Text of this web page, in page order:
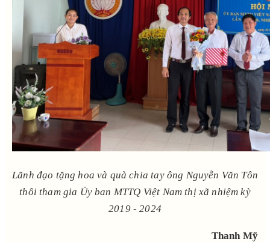
Lãnh đạo tặng hoa và quà chia tay ông Nguyễn Văn Tôn
thôi tham gia Ủy ban MTTQ Việt Nam thị xã nhiệm kỳ
2019 - 2024
Thanh Mỹ